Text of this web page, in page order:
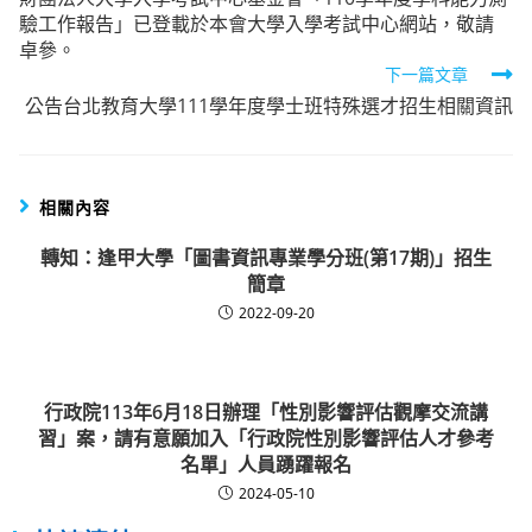
articles
驗工作報告」已登載於本會大學入學考試中心網站，敬請
卓參。
下一篇文章
公告台北教育大學111學年度學士班特殊選才招生相關資訊
相關內容
轉知：逢甲大學「圖書資訊專業學分班(第17期)」招生
簡章
2022-09-20
行政院113年6月18日辦理「性別影響評估觀摩交流講
習」案，請有意願加入「行政院性別影響評估人才參考
名單」人員踴躍報名
2024-05-10